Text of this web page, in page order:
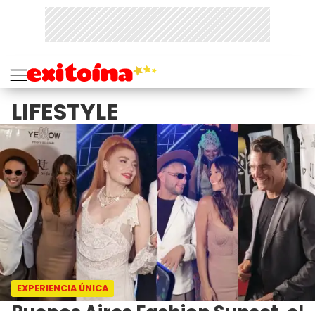
LIFESTYLE
EXPERIENCIA ÚNICA